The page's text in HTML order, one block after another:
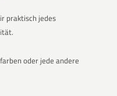
praktisch jedes
oder jede andere